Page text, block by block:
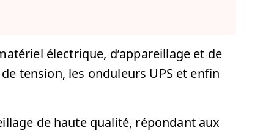
électrique, d’appareillage et de
tension, les onduleurs UPS et enfin
de haute qualité, répondant aux